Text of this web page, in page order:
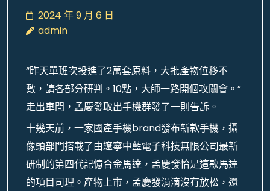
2024 年 9 月 6 日
admin
“昨天單班次投進了2萬套原料，大批產物位移不
敷，請各部分研判。10點，大師一路開個攻關會。”
走出車間，孟慶發取出手機群發了一則告訴。
十幾天前，一家國產手機brand發布新款手機，攝
像頭部門搭載了由遼寧中藍電子科技無限公司最新
研制的第四代記憶合金馬達，孟慶發恰是這款馬達
的項目司理。產物上市，孟慶發涓滴沒有放松，還